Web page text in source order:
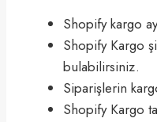
Shopify kargo
Shopify Kargo
bulabilirsiniz.
Siparişlerin
Shopify Kargo